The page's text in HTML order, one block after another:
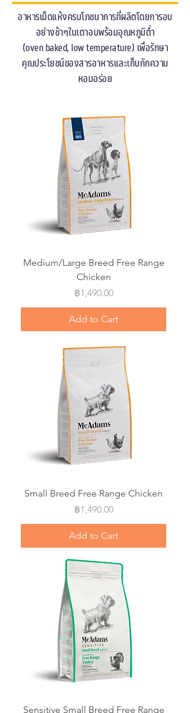
อาหารเม็ดแห้งครบโภชนาการที่ผลิตโดยการอบ
อย่างช้าๆในเตาอบพร้อมอุณหภูมิต่ำ
(oven baked, low temperature) เพื่อรักษา
คุณประโยชน์ของสารอาหารและเก็บกักความ
หอมอร่อย
Medium/Large Breed Free Range
Chicken
Price
฿1,490.00
Add to Cart
Small Breed Free Range Chicken
Price
฿1,490.00
Add to Cart
Sensitive Small Breed Free Range